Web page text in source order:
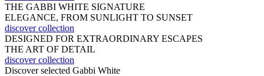
THE GABBI WHITE SIGNATURE
ELEGANCE, FROM SUNLIGHT TO SUNSET
discover collection
DESIGNED FOR EXTRAORDINARY ESCAPES
THE ART OF DETAIL
discover collection
Discover selected Gabbi White